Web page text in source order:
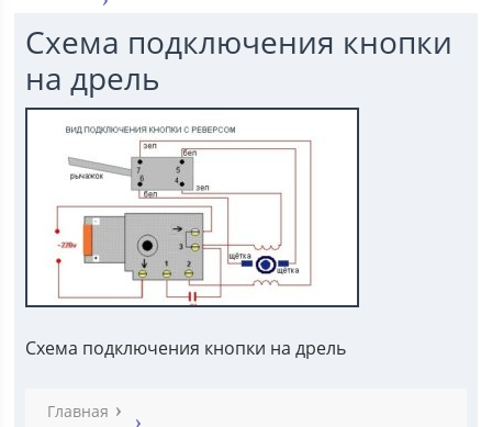
Схема подключения кнопки
на дрель
Схема подключения кнопки на дрель
Главная